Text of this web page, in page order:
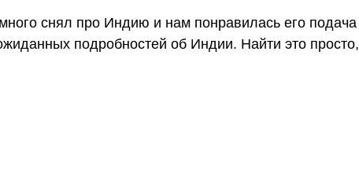
снял про Индию и нам понравилась его подача
подробностей об Индии. Найти это просто,